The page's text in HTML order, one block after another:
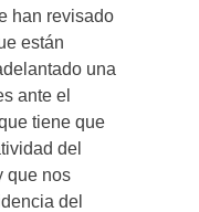
han revisado
están
una
ante el
tiene que
del
que nos
del